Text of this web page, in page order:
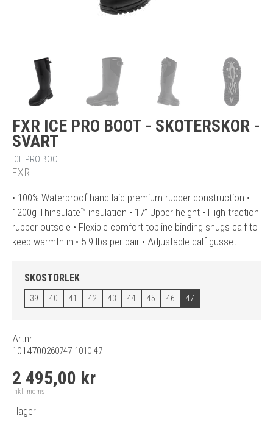
FXR ICE PRO BOOT - SKOTERSKOR -
SVART
ICE PRO BOOT
FXR
• 100% Waterproof hand-laid premium rubber construction •
1200g Thinsulate™ insulation • 17” Upper height • High traction
rubber outsole • Flexible comfort topline binding snugs calf to
keep warmth in • 5.9 lbs per pair • Adjustable calf gusset
SKOSTORLEK
39 40 41 42 43 44 45 46 47
Artnr.
1014700260747-1010-47
2 495,00 kr
Inkl. moms
I lager